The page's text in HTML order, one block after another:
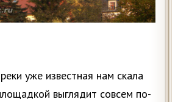
уже известная нам скала
выглядит совсем по-